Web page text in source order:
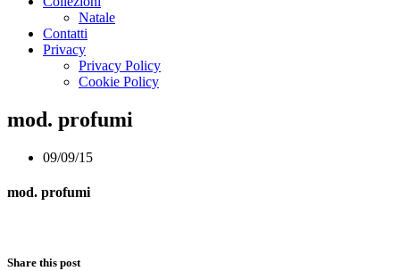
Natale
Contatti
Privacy
Privacy Policy
Cookie Policy
mod. profumi
09/09/15
mod. profumi
Share this post